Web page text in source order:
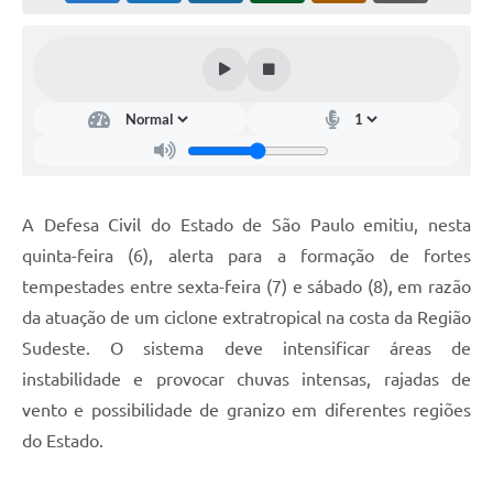
Galeria de Vídeos
Sistema de Bibliotecas Públicas
Atribuição de Aulas
Contas Públicas
Contratos
A Defesa Civil do Estado de São Paulo emitiu, nesta
quinta-feira (6), alerta para a formação de fortes
tempestades entre sexta-feira (7) e sábado (8), em razão
da atuação de um ciclone extratropical na costa da Região
Sudeste. O sistema deve intensificar áreas de
instabilidade e provocar chuvas intensas, rajadas de
vento e possibilidade de granizo em diferentes regiões
do Estado.